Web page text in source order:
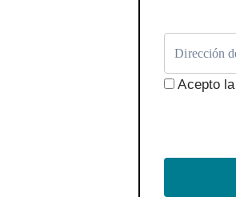
Acepto la